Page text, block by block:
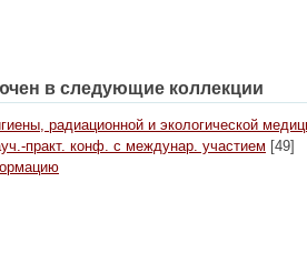
в следующие коллекции
радиационной и экологической
практ. конф. с междунар. участием [49]